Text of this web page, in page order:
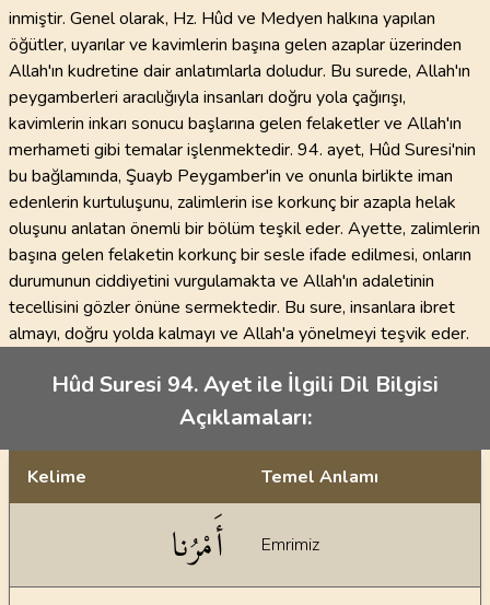
inmiştir. Genel olarak, Hz. Hûd ve Medyen halkına yapılan
öğütler, uyarılar ve kavimlerin başına gelen azaplar üzerinden
Allah'ın kudretine dair anlatımlarla doludur. Bu surede, Allah'ın
peygamberleri aracılığıyla insanları doğru yola çağırışı,
kavimlerin inkarı sonucu başlarına gelen felaketler ve Allah'ın
merhameti gibi temalar işlenmektedir. 94. ayet, Hûd Suresi'nin
bu bağlamında, Şuayb Peygamber'in ve onunla birlikte iman
edenlerin kurtuluşunu, zalimlerin ise korkunç bir azapla helak
oluşunu anlatan önemli bir bölüm teşkil eder. Ayette, zalimlerin
başına gelen felaketin korkunç bir sesle ifade edilmesi, onların
durumunun ciddiyetini vurgulamakta ve Allah'ın adaletinin
tecellisini gözler önüne sermektedir. Bu sure, insanlara ibret
almayı, doğru yolda kalmayı ve Allah'a yönelmeyi teşvik eder.
Hûd Suresi 94. Ayet ile İlgili Dil Bilgisi
Açıklamaları:
Kelime Temel Anlamı
أَمْرُنا Emrimiz